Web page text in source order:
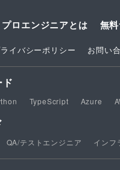
プロエンジニアとは 無
イバシーポリシー お問い
TypeScript Azure
QA/テストエンジニア インフ